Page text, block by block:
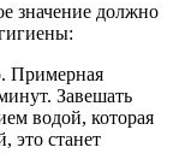
значение должно
Примерная
Завешать
водой, которая
это станет